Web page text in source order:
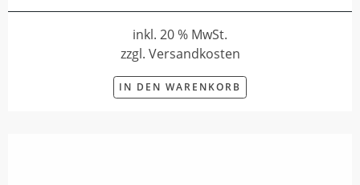
inkl. 20 % MwSt.
zzgl. Versandkosten
IN DEN WARENKORB